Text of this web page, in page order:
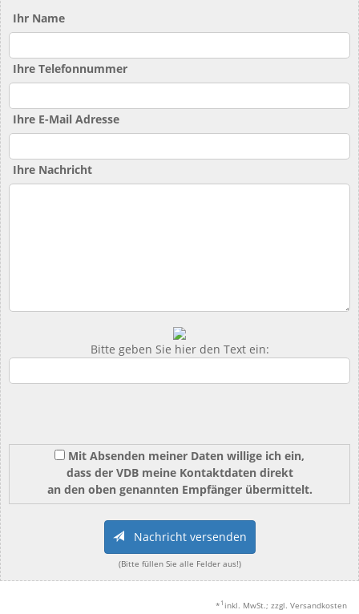
Ihr Name
Ihre Telefonnummer
Ihre E-Mail Adresse
Ihre Nachricht
Bitte geben Sie hier den Text ein:
Mit Absenden meiner Daten willige ich ein,
dass der VDB meine Kontaktdaten direkt
an den oben genannten Empfänger übermittelt.
Nachricht versenden
(Bitte füllen Sie alle Felder aus!)
* 1 inkl. MwSt.; zzgl. Versandkosten